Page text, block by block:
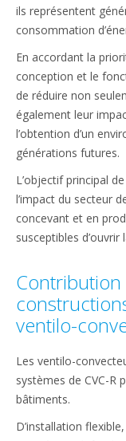
ils représentent
consommation
En accordant la
conception et le
de réduire non
également leur
l’obtention d’un
générations futures.
L’objectif principal
l’impact du secteur
concevant et en
susceptibles
ventilo-
Les ventilo-
systèmes de CVC-R
bâtiments.
D’installation